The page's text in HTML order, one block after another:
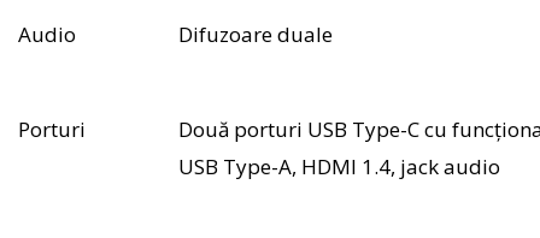
Audio Difuzoare duale
Porturi
Două porturi USB Type-C cu
USB Type-A, HDMI 1.4, jack audio